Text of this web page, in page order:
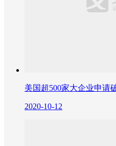
美国超500家大企业申请
2020-10-12